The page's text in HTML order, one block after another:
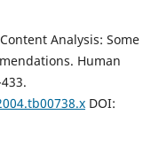
Analysis: Some
Human
DOI: